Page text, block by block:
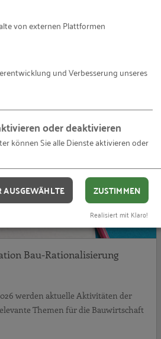
Mittelstand
kleine und mittlere
Forschungs- und
Bau-Rationalisierung
werden aktuelle Aktivitäten der
Themen für die Bauwirtschaft
von externen Plattformen
und Verbesserung unseres
oder deaktivieren
können Sie alle Dienste aktivieren oder
AUSGEWÄHLTE ZUSTIMMEN
Realisiert mit Klaro!